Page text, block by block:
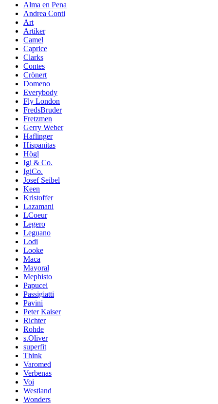
Alma en Pena
Andrea Conti
Art
Artiker
Camel
Caprice
Clarks
Contes
Crönert
Domeno
Everybody
Fly London
FredsBruder
Fretzmen
Gerry Weber
Haflinger
Hispanitas
Högl
Igi & Co.
IgiCo.
Josef Seibel
Keen
Kristoffer
Lazamani
LCoeur
Legero
Leguano
Lodi
Looke
Maca
Mayoral
Mephisto
Papucei
Passigiatti
Pavini
Peter Kaiser
Richter
Rohde
s.Oliver
superfit
Think
Varomed
Verbenas
Voi
Westland
Wonders